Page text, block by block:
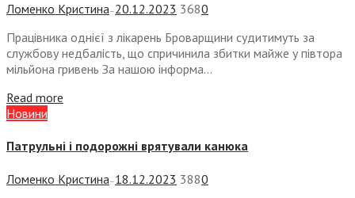
Ломенко Кристина— 20.12.2023 3680
Працівника однієї з лікарень Броварщини судитимуть за
службову недбалість, що спричинила збитки майже у півтора
мільйона гривень За нашою інформа...
Read more
Новини
Патрульні і подорожні врятували канюка
Ломенко Кристина — 18.12.2023 3880